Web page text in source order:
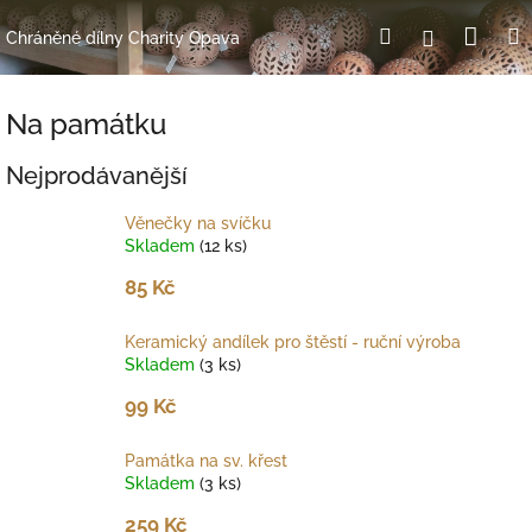
Přejít
na
obsah
Chráněné dílny Charity Opava HledatPřihlášení
Na památku
Nejprodávanější
Věnečky na svíčku
Skladem (12 ks)
85 Kč
Keramický andílek pro štěstí - ruční výroba
Skladem (3 ks)
99 Kč
Památka na sv. křest
Skladem (3 ks)
259 Kč